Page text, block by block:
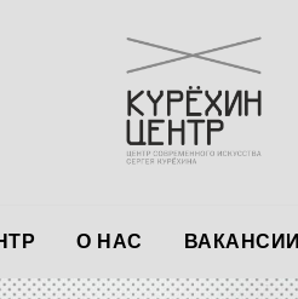
О НАС ВАКАНСИИ